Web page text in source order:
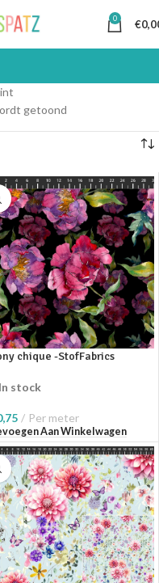
0 €
getoond
chique -StofFabrics
In stock
Per meter
Aan Winkelwagen